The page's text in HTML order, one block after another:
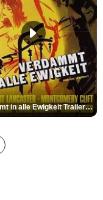
Verdammt in alle Ewigkeit Trailer OV